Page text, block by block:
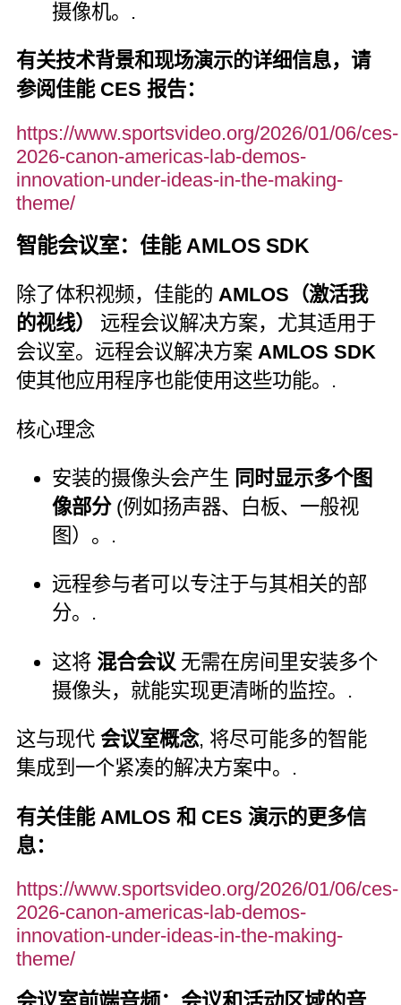
摄像机。.
有关技术背景和现场演示的详细信息，请
参阅佳能 CES 报告：
https://www.sportsvideo.org/2026/01/06/ces-
2026-canon-americas-lab-demos-
innovation-under-ideas-in-the-making-
theme/
智能会议室：佳能 AMLOS SDK
除了体积视频，佳能的 AMLOS（激活我
的视线）
远程会议解决方案，尤其适用于
会议室。远程会议解决方案 AMLOS SDK
使其他应用程序也能使用这些功能。.
核心理念
安装的摄像头会产生 同时显示多个图
像部分(例如扬声器、白板、一般视
图）。.
远程参与者可以专注于与其相关的部
分。.
这将 混合会议 无需在房间里安装多个
摄像头，就能实现更清晰的监控。.
这与现代 会议室概念, 将尽可能多的智能
集成到一个紧凑的解决方案中。.
有关佳能 AMLOS 和 CES 演示的更多信
息：
https://www.sportsvideo.org/2026/01/06/ces-
2026-canon-americas-lab-demos-
innovation-under-ideas-in-the-making-
theme/